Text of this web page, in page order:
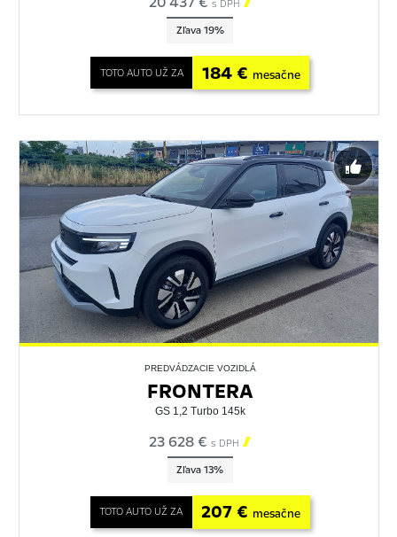
s DPH
Zľava 19%
TOTO AUTO UŽ ZA 184 € mesačne
PREDVÁDZACIE VOZIDLÁ
FRONTERA
GS 1,2 Turbo 145k
23 628 €s DPH 
Zľava 13%
TOTO AUTO UŽ ZA 207 € mesačne